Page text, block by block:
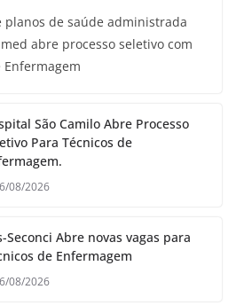
planos de saúde administrada
abre processo seletivo com
Enfermagem
São Camilo Abre Processo
Para Técnicos de
08/2026
Seconci Abre novas vagas para
de Enfermagem
08/2026